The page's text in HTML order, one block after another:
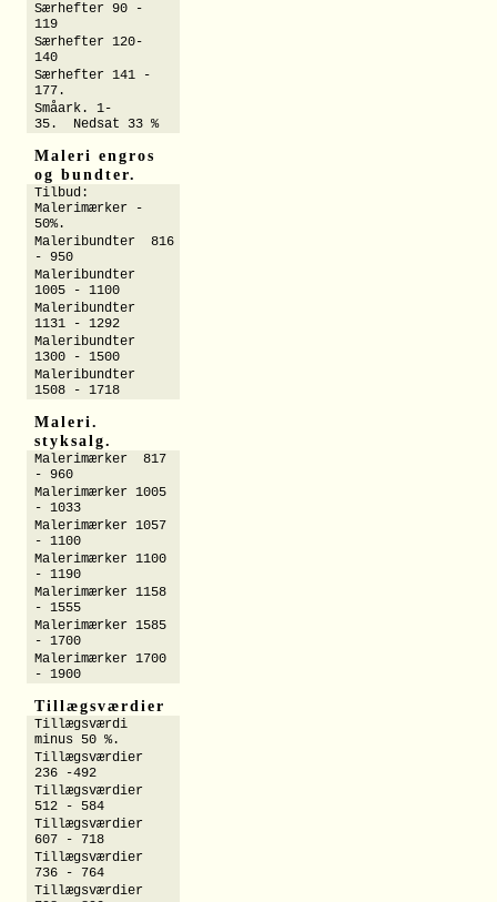
Særhefter 90 -
119
Særhefter 120-
140
Særhefter 141 -
177.
Småark. 1-
35. Nedsat 33 %
Maleri engros
og bundter.
Tilbud:
Malerimærker -
50%.
Maleribundter 816
- 950
Maleribundter
1005 - 1100
Maleribundter
1131 - 1292
Maleribundter
1300 - 1500
Maleribundter
1508 - 1718
Maleri.
styksalg.
Malerimærker 817
- 960
Malerimærker 1005
- 1033
Malerimærker 1057
- 1100
Malerimærker 1100
- 1190
Malerimærker 1158
- 1555
Malerimærker 1585
- 1700
Malerimærker 1700
- 1900
Tillægsværdier
Tillægsværdi
minus 50 %.
Tillægsværdier
236 -492
Tillægsværdier
512 - 584
Tillægsværdier
607 - 718
Tillægsværdier
736 - 764
Tillægsværdier